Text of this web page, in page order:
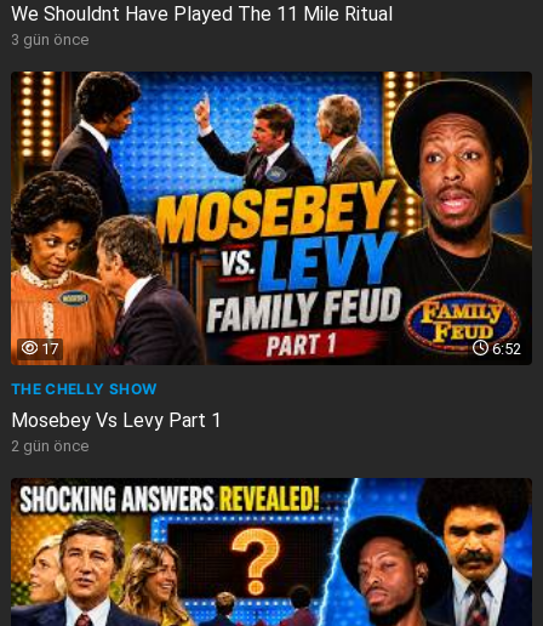
We Shouldnt Have Played The 11 Mile Ritual
3 gün önce
6:52
17
THE CHELLY SHOW
Mosebey Vs Levy Part 1
2 gün önce